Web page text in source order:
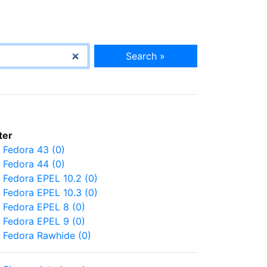
Search »
Fedora 43 (0)
Fedora 44 (0)
Fedora EPEL 10.2 (0)
Fedora EPEL 10.3 (0)
Fedora EPEL 8 (0)
Fedora EPEL 9 (0)
Fedora Rawhide (0)